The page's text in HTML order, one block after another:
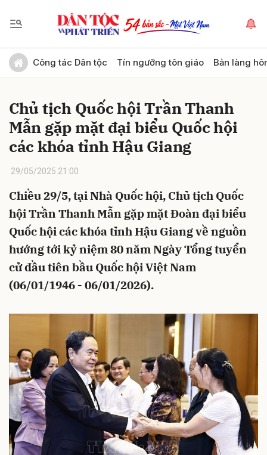
Công tác Dân tộc Tín ngưỡng tôn giáo Bản làng
Chủ tịch Quốc hội Trần Thanh
Mẫn gặp mặt đại biểu Quốc hội
các khóa tỉnh Hậu Giang
29/05/2025 21:00
Chiều 29/5, tại Nhà Quốc hội, Chủ tịch Quốc
hội Trần Thanh Mẫn gặp mặt Đoàn đại biểu
Quốc hội các khóa tỉnh Hậu Giang về nguồn
hướng tới kỷ niệm 80 năm Ngày Tổng tuyển
cử đầu tiên bầu Quốc hội Việt Nam
(06/01/1946 - 06/01/2026).
Gửi bình luận